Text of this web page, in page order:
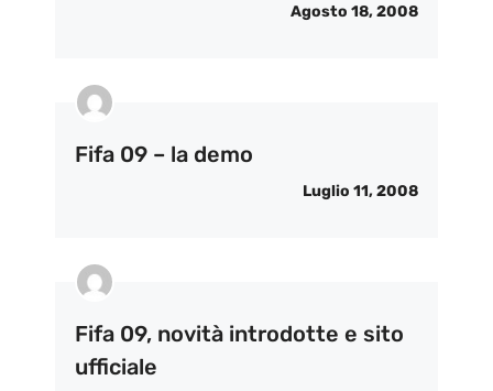
Agosto 18, 2008
Fifa 09 – la demo
Luglio 11, 2008
Fifa 09, novità introdotte e sito
ufficiale